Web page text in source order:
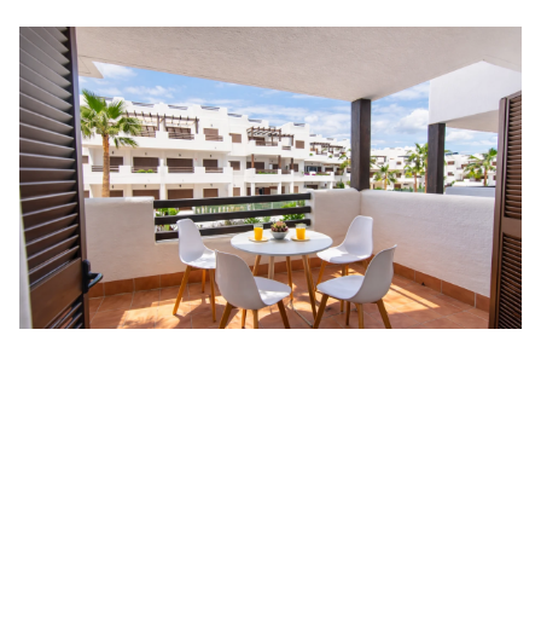
Chalet adosado en Antas
ANTAS
155.000 €